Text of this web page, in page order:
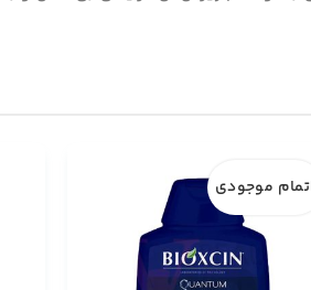
موجودی